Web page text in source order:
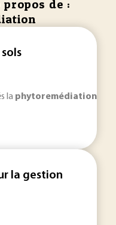
de :
la phytoremédiation
la gestion